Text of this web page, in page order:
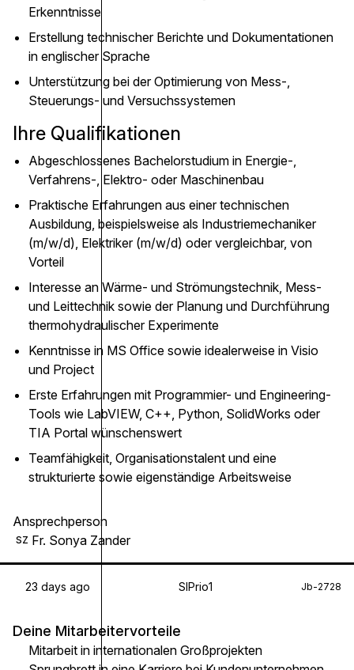
Erkenntnisse
Erstellung technischer Berichte und Dokumentationen
in englischer Sprache
Unterstützung bei der Optimierung von Mess-,
Steuerungs- und Versuchssystemen
Ihre Qualifikationen
Abgeschlossenes Bachelorstudium in Energie-,
Verfahrens-, Elektro- oder Maschinenbau
Praktische Erfahrungen aus einer technischen
Ausbildung, beispielsweise als Industriemechaniker
(m/w/d), Elektriker (m/w/d) oder vergleichbar, von
Vorteil
Interesse an Wärme- und Strömungstechnik, Mess-
und Leittechnik sowie der Planung und Durchführung
thermohydraulischer Experimente
Kenntnisse in MS Office sowie idealerweise in Visio
und Project
Erste Erfahrungen mit Programmier- und Engineering-
Tools wie LabVIEW, C++, Python, SolidWorks oder
TIA Portal wünschenswert
Teamfähigkeit, Organisationstalent und eine
strukturierte sowie eigenständige Arbeitsweise
Ansprechperson
SZ Fr. Sonya Zander
23 days ago SIPrio1 Jb-2728
Deine Mitarbeitervorteile
Mitarbeit in internationalen Großprojekten